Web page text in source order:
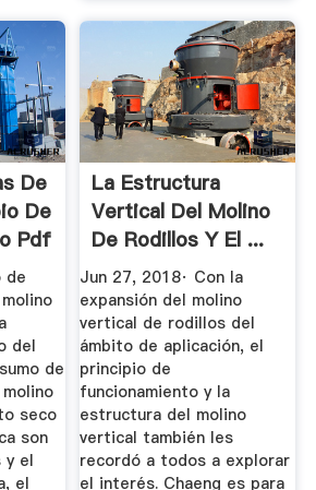
De
De
Pdf
de
del
de
seco
son
y el
el
La Estructura
Vertical Del Molino
De Rodillos Y El ...
Jun 27, 2018· Con la
expansión del molino
vertical de rodillos del
ámbito de aplicación, el
principio de
funcionamiento y la
estructura del molino
vertical también les
recordó a todos a explorar
el interés. Chaeng es para